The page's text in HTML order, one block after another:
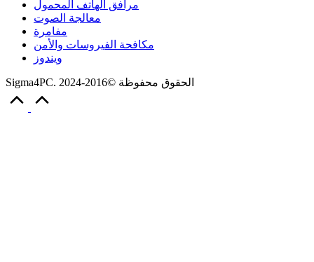
مرافق الهاتف المحمول
معالجة الصوت
مفامرة
مكافحة الفيروسات والأمن
ويندوز
Sigma4PC. الحقوق محفوظة ©2016-2024